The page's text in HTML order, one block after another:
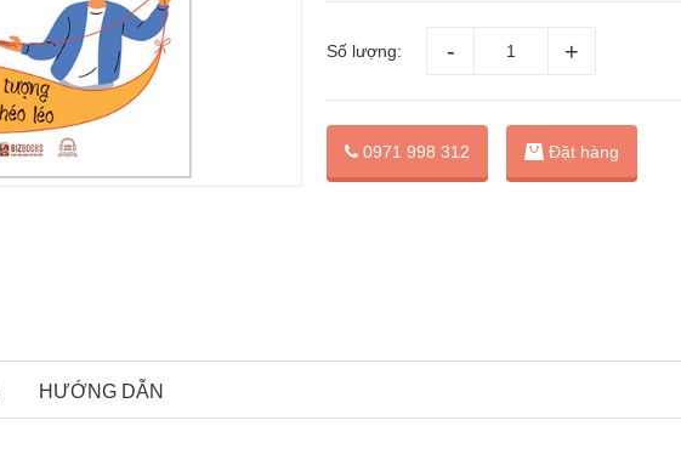
Số lượng:
0971 998 312 Đặt hàng
HƯỚNG DẪN